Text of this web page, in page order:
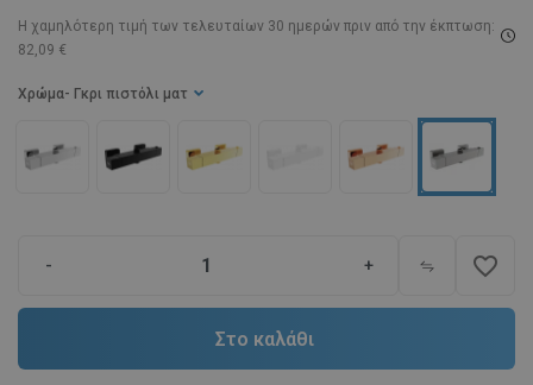
Η χαμηλότερη τιμή των τελευταίων 30 ημερών πριν από την έκπτωση:
82,09 €
Χρώμα - Γκρι πιστόλι ματ
- + favorite_border
Στο καλάθι